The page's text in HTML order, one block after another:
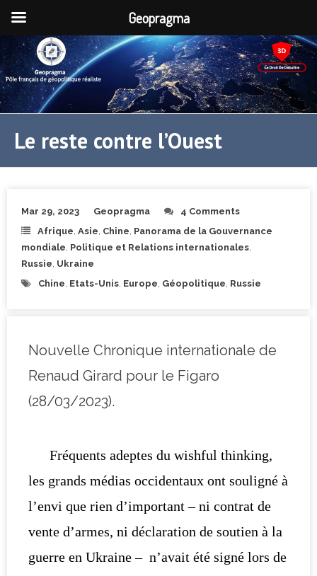
Le reste contre l’Ouest
Mar 29, 2023 Geopragma
4 Comments
Afrique Asie Chine Panorama de la Gouvernance
mondiale Politique et Relations internationales
Russie Ukraine
Chine Etats-Unis Europe Géopolitique Russie
Nouvelle Chronique internationale de
Renaud Girard pour le Figaro
(28/03/2023).
Fréquents adeptes du wishful thinking,
les grands médias occidentaux ont souligné à
l’envi que rien d’important – ni contrat de
vente d’armes, ni déclaration de soutien à la
guerre en Ukraine – n’avait été signé lors de
Geopragma